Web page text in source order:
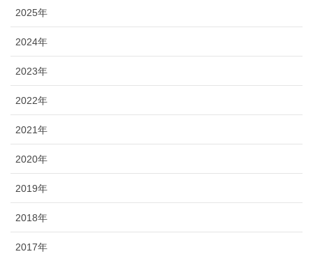
2025年
2024年
2023年
2022年
2021年
2020年
2019年
2018年
2017年